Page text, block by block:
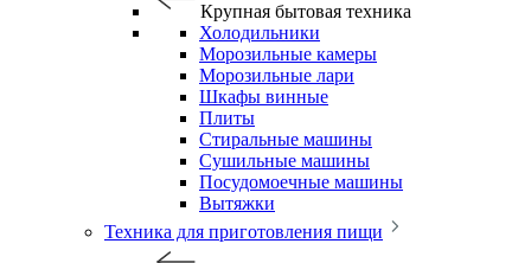
Крупная бытовая техника
Холодильники
Морозильные камеры
Морозильные лари
Шкафы винные
Плиты
Стиральные машины
Сушильные машины
Посудомоечные машины
Вытяжки
Техника для приготовления пищи